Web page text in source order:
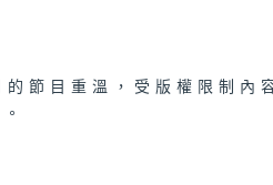
節目重溫，受版權限制內